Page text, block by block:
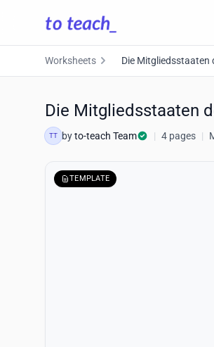
Worksheets Die Mitgliedsstaaten
Die Mitgliedsstaaten
TT byto-teach Team | 4 pages |
TEMPLATE